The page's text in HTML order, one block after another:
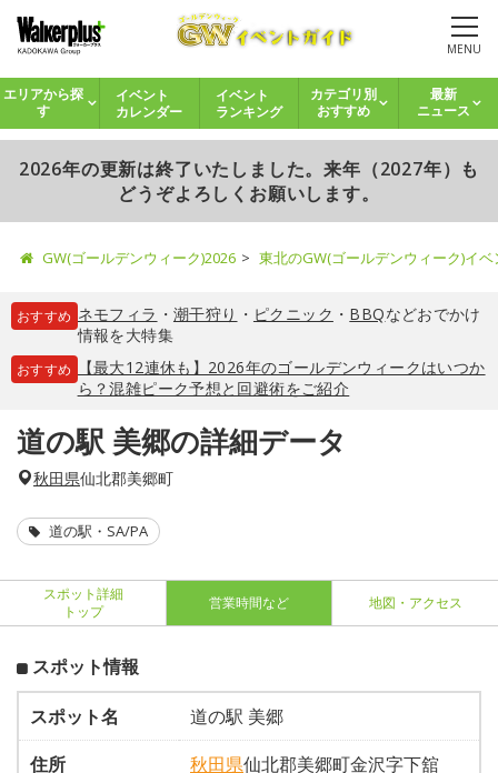
MENU
エリアから探
す
イベント
カレンダー
イベント
ランキング
カテゴリ別
おすすめ
最新
ニュース
2026年の更新は終了いたしました。来年（2027年）も
どうぞよろしくお願いします。
GW(ゴールデンウィーク)2026 東北のGW(ゴールデンウィーク)イ
おすすめ ネモフィラ ・ 潮干狩り ・ ピクニック ・ BBQなどおでかけ
情報を大特集
おすすめ
【最大12連休も】2026年のゴールデンウィークはいつか
ら？混雑ピーク予想と回避術をご紹介
道の駅 美郷の詳細データ
秋田県仙北郡美郷町
道の駅・SA/PA
スポット詳細
トップ
営業時間など 地図・アクセス
スポット情報
スポット名
道の駅 美郷
住所
秋田県仙北郡美郷町金沢字下舘